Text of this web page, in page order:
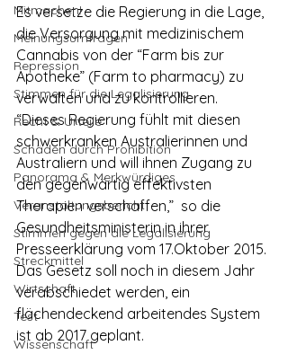
Mitmachen!
Meinungsumfragen
Repression
Stimmen für die Legalisierung
Recht & Urteile
Schäden durch Prohibition
Panorama & Merkwürdiges
Veranstaltungsbericht
Stimmen gegen die Legalisierung
Streckmittel
Wirtschaft
Test
Wissenschaft
Es versetze die Regierung in die Lage,
die Versorgung mit medizinischem
Cannabis von der “Farm bis zur
Apotheke” (Farm to pharmacy) zu
verwalten und zu kontrollieren.
“Dieses Regierung fühlt mit diesen
schwerkranken Australierinnen und
Australiern und will ihnen Zugang zu
den gegenwärtig effektivsten
Therapien verschaffen,”  so die
Gesundheitsministerin in ihrer
Presseerklärung vom 17.Oktober 2015.
Das Gesetz soll noch in diesem Jahr
verabschiedet werden, ein
flächendeckend arbeitendes System
ist ab 2017 geplant.